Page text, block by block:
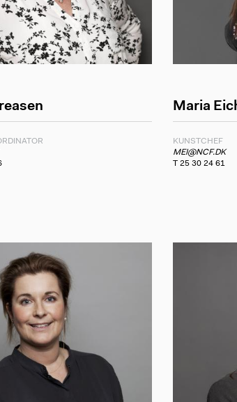
Maria
KUNSTCHEF
MEI@NCF.DK
T 25 30 24 61